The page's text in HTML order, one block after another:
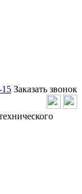
15 Заказать звонок